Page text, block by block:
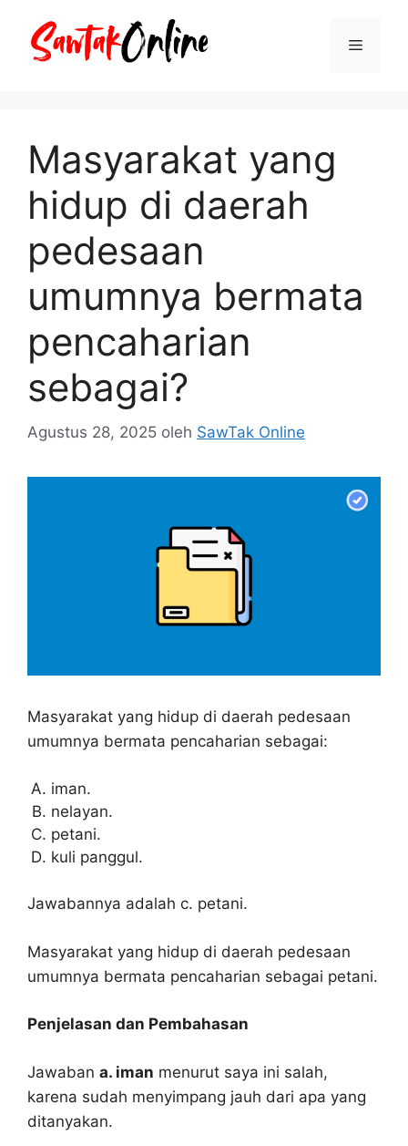
Menu
Masyarakat yang
hidup di daerah
pedesaan
umumnya bermata
pencaharian
sebagai?
Agustus 28, 2025 oleh SawTak Online
Masyarakat yang hidup di daerah pedesaan
umumnya bermata pencaharian sebagai:
iman.
nelayan.
petani.
kuli panggul.
Jawabannya adalah c. petani.
Masyarakat yang hidup di daerah pedesaan
umumnya bermata pencaharian sebagai petani.
Penjelasan dan Pembahasan
Jawaban a. iman menurut saya ini salah,
karena sudah menyimpang jauh dari apa yang
ditanyakan.